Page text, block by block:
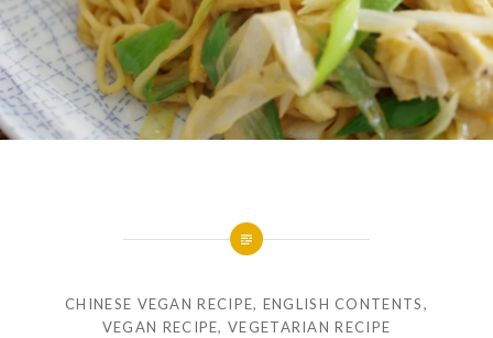
CHINESE VEGAN RECIPE, ENGLISH CONTENTS,
VEGAN RECIPE,VEGETARIAN RECIPE